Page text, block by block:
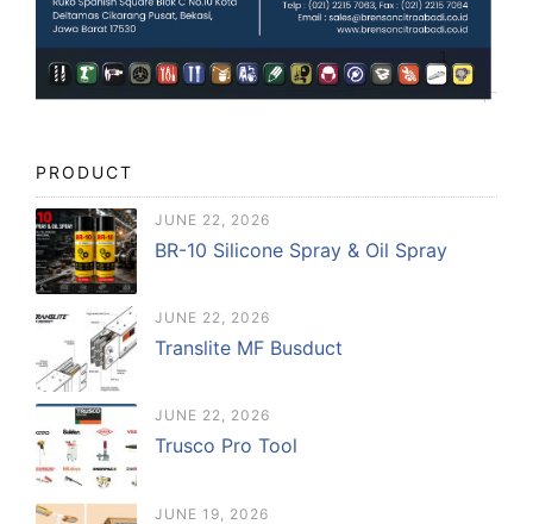
PRODUCT
JUNE 22, 2026
BR-10 Silicone Spray & Oil Spray
JUNE 22, 2026
Translite MF Busduct
JUNE 22, 2026
Trusco Pro Tool
JUNE 19, 2026